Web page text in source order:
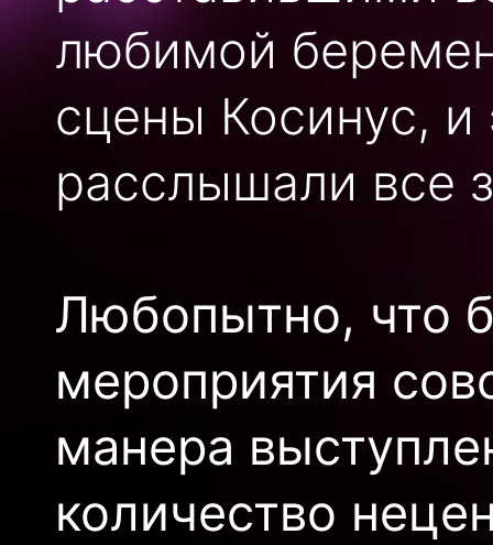
любимой
сцены Косинус, и
расслышали все
Любопытно, что
мероприятия
манера
количество